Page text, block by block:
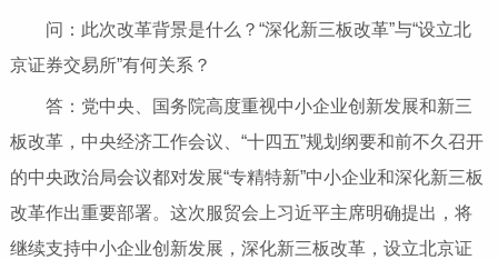
问：此次改革背景是什么？“深化新三板改革”与“设立北
京证券交易所”有何关系？
答：党中央、国务院高度重视中小企业创新发展和新三
板改革，中央经济工作会议、“十四五”规划纲要和前不久召开
的中央政治局会议都对发展“专精特新”中小企业和深化新三板
改革作出重要部署。这次服贸会上习近平主席明确提出，将
继续支持中小企业创新发展，深化新三板改革，设立北京证